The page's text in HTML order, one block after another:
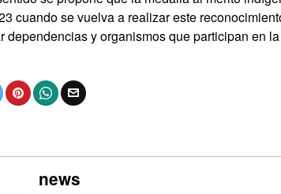
cuando se vuelva a realizar este
dependencias y organismos que participan en
news